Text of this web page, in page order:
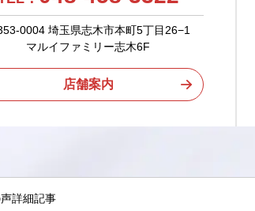
0004 埼玉県志木市本町5丁目26−1
マルイファミリー志木6F
店舗案内
詳細記事